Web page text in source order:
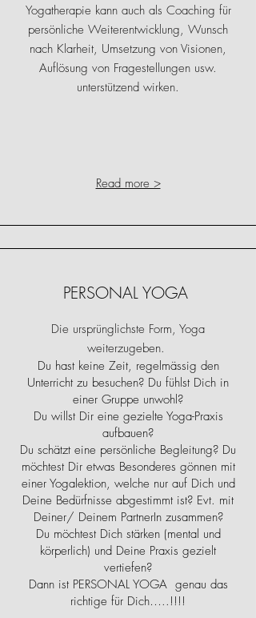
Yogatherapie kann auch als Coaching für
persönliche Weiterentwicklung, Wunsch
nach Klarheit, Umsetzung von Visionen,
Auflösung von Fragestellungen usw.
unterstützend wirken.
Read more >
PERSONAL YOGA
Die ursprünglichste Form, Yoga
weiterzugeben.
Du hast keine Zeit, regelmässig den
Unterricht zu besuchen? Du fühlst Dich in
einer Gruppe unwohl?
Du willst Dir eine gezielte Yoga-Praxis
aufbauen?
Du schätzt eine persönliche Begleitung? Du
möchtest Dir etwas Besonderes gönnen mit
einer Yogalektion, welche nur auf Dich und
Deine Bedürfnisse abgestimmt ist? Evt. mit
Deiner/ Deinem PartnerIn zusammen?
Du möchtest Dich stärken (mental und
körperlich) und Deine Praxis gezielt
vertiefen?
Dann ist PERSONAL YOGA genau das
richtige für Dich…..!!!!